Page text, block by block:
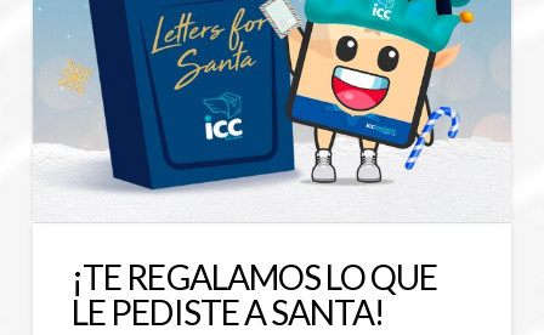
¡TE REGALAMOS LO QUE
LE PEDISTE A SANTA!